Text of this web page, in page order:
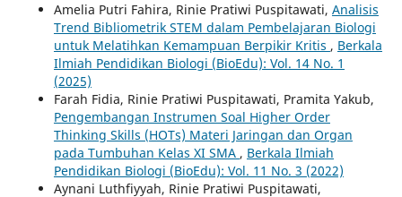
Amelia Putri Fahira, Rinie Pratiwi Puspitawati, Analisis
Trend Bibliometrik STEM dalam Pembelajaran Biologi
untuk Melatihkan Kemampuan Berpikir Kritis , Berkala
Ilmiah Pendidikan Biologi (BioEdu): Vol. 14 No. 1
(2025)
Farah Fidia, Rinie Pratiwi Puspitawati, Pramita Yakub,
Pengembangan Instrumen Soal Higher Order
Thinking Skills (HOTs) Materi Jaringan dan Organ
pada Tumbuhan Kelas XI SMA , Berkala Ilmiah
Pendidikan Biologi (BioEdu): Vol. 11 No. 3 (2022)
Aynani Luthfiyyah, Rinie Pratiwi Puspitawati,